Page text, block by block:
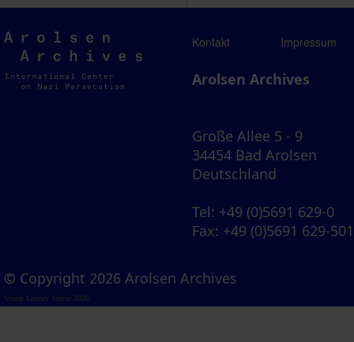
Arolsen
Archives
Kontakt Impressum
Arolsen Archives
Große Allee 5 - 9
34454 Bad Arolsen
Deutschland
Tel: +49 (0)5691 629-0
Fax: +49 (0)5691 629-501
© Copyright 2026 Arolsen Archives
Visual Library Server 2026